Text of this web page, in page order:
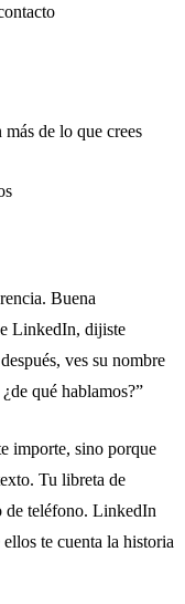
de lo que crees
Buena
LinkedIn, dijiste
ves su nombre
qué hablamos?”
importe, sino porque
Tu libreta de
de teléfono. LinkedIn
te cuenta la historia